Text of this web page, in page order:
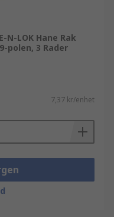
N-LOK Hane Rak
polen, 3 Rader
7,37 kr/enhet